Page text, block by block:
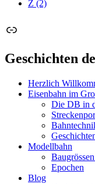
Z (2)
Link
Geschichten
Herzlich
Eisenbahn im
Die DB in
Modellbahn
Epochen
Blog